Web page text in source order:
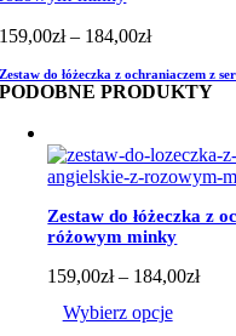
159,00zł – 184,00złZakres
od
159,00zł
184,00zł
Zestaw do łóżeczka z ochraniaczem z
PODOBNE PRODUKTY
Zestaw do łóżeczka z
różowym minky
159,00zł – 184,00zł
Wybierz opcje